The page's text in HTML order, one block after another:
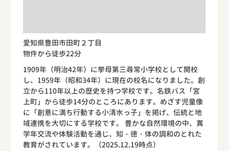
愛知県豊田市田町２丁目
物件から徒歩22分
1909年（明治42年）に挙母第三尋常小学校として開校
し、1959年（昭和34年）に現在の校名になりました。創
立から110年以上の歴史を持つ学校です。名鉄バス「宮
上町」から徒歩14分のところにあります。めざす児童像
に「創意に満ち行動する小清水っ子」を掲げ、伝統と地
域連携を大切にする学校です。 豊かな自然環境の中、異
学年交流や体験活動を通じ、知・徳・体の調和のとれた
教育がされています。（2025.12.19時点）